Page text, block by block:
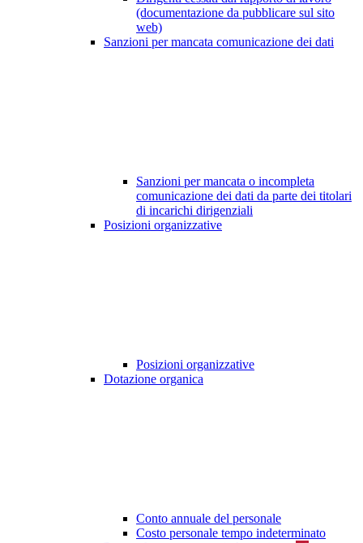
(documentazione da pubblicare sul sito
web)
Sanzioni per mancata comunicazione dei dati
Sanzioni per mancata o incompleta
comunicazione dei dati da parte dei titolari
di incarichi dirigenziali
Posizioni organizzative
Posizioni organizzative
Dotazione organica
Conto annuale del personale
Costo personale tempo indeterminato